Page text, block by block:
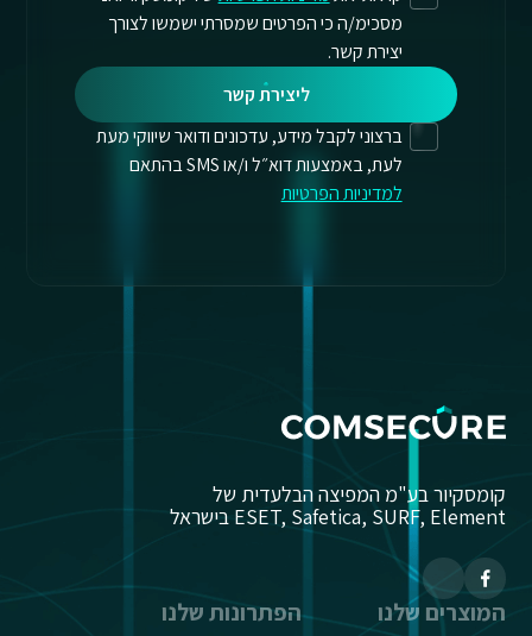
מסכימ/ה כי הפרטים שמסרתי ישמשו לצורך
יצירת קשר.
ליצירת קשר
ברצוני לקבל מידע, עדכונים ודואר שיווקי מעת
לעת, באמצעות דוא״ל ו/או SMS בהתאם
למדיניות הפרטיות
קומסקיור בע"מ המפיצה הבלעדית של
ESET, Safetica, SURF, Element בישראל
המוצרים שלנו הפתרונות שלנו